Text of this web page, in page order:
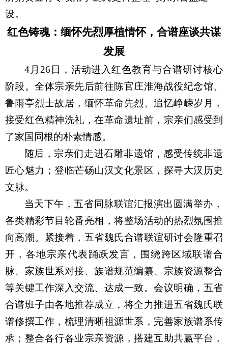
设。
红色铸魂：缅怀先烈厚植情怀，合谱座谈共谋
发展
4月 26 日，活动进入红色教育与合谱研讨核心
阶段。全体宗亲先后前往陈官庄淮海战役纪念馆、
鲁雨亭烈士故居，缅怀革命先烈、追忆峥嵘岁月，
接受红色精神洗礼，在革命遗址前，宗亲们感受到
了家国同根的朴素情感。
随后，宗亲们走进石雕非遗馆，感受传统非遗
匠心魅力；登临芒砀山汉文化景区，探寻大汉历史
文脉。
当天下午，五省同脉联谊汇报演出圆满举办，
各类精彩节目轮番亮相，将整场活动的热烈氛围推
向高潮。紧接着，五省魏氏合谱联谊研讨会隆重召
开，各地宗亲代表踊跃发言，围绕跨区域联谱合
脉、家族世系对接、族谱规范编纂、宗族资源整合
等关键工作深入交流、达成一致。会议明确，五省
合谱班子由各地推荐成立，将全力推进五省魏氏联
谱修撰工作，梳理清晰祖源世系，完善家族谱系传
承；整合各行各业宗亲资源，搭建互助共赢平台，